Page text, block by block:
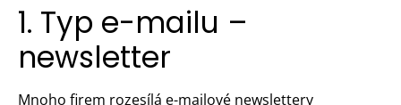
1. Typ e-mailu –
newsletter
Mnoho firem rozesílá e-mailové newslettery